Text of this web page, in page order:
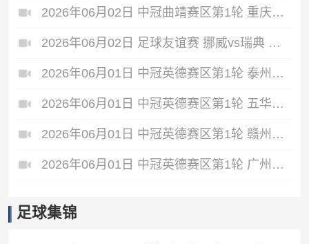
2026年06月02日 中冠曲靖赛区第1轮 重庆瀚达 VS 贵州飞鹰 全场录像
2026年06月02日 足球友谊赛 挪威vs瑞典 全场录像
2026年06月01日 中冠英德赛区第1轮 泰州早茶黑马 VS 中国澳门U23 全场录像
2026年06月01日 中冠英德赛区第1轮 五华华京 VS 广州联增城澳体 全场录像
2026年06月01日 中冠英德赛区第1轮 赣州红星 VS 盐城东台安贝斯 全场录像
2026年06月01日 中冠英德赛区第1轮 广州黄埔志诚 VS 广东晨星创尔特 全场录像
足球集锦